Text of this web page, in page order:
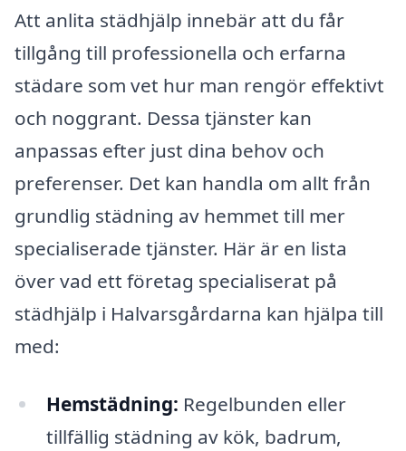
Att anlita städhjälp innebär att du får
tillgång till professionella och erfarna
städare som vet hur man rengör effektivt
och noggrant. Dessa tjänster kan
anpassas efter just dina behov och
preferenser. Det kan handla om allt från
grundlig städning av hemmet till mer
specialiserade tjänster. Här är en lista
över vad ett företag specialiserat på
städhjälp i Halvarsgårdarna kan hjälpa till
med:
Hemstädning: Regelbunden eller
tillfällig städning av kök, badrum,